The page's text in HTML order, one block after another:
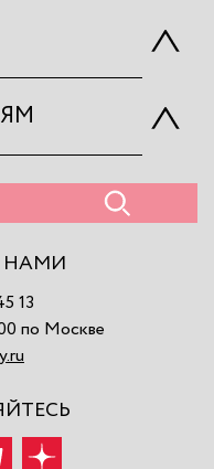
НАМИ
13
по Москве